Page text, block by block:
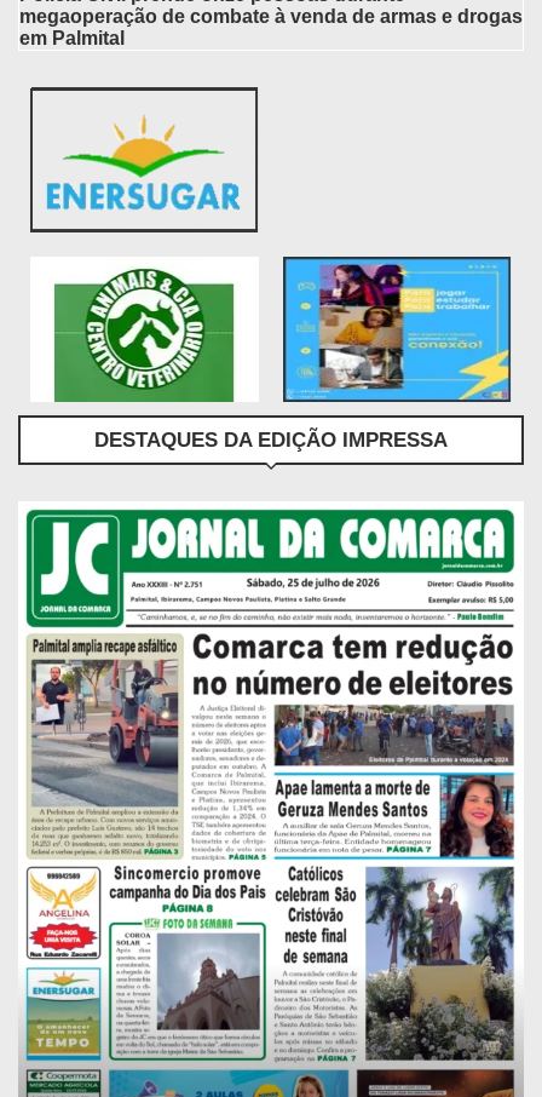
megaoperação de combate à venda de armas e drogas
em Palmital
DESTAQUES DA EDIÇÃO IMPRESSA